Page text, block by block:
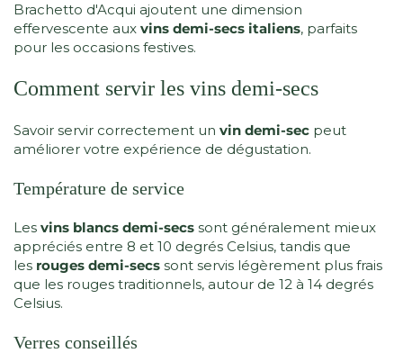
Brachetto d'Acqui ajoutent une dimension
effervescente aux vins demi-secs italiens, parfaits
pour les occasions festives.
Comment servir les vins demi-secs
Savoir servir correctement un vin demi-sec peut
améliorer votre expérience de dégustation.
Température de service
Les vins blancs demi-secs sont généralement mieux
appréciés entre 8 et 10 degrés Celsius, tandis que
les rouges demi-secs sont servis légèrement plus frais
que les rouges traditionnels, autour de 12 à 14 degrés
Celsius.
Verres conseillés